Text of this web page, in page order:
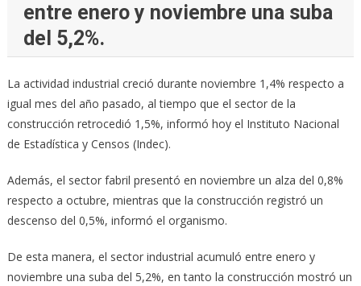
entre enero y noviembre una suba
del 5,2%.
La actividad industrial creció durante noviembre 1,4% respecto a
igual mes del año pasado, al tiempo que el sector de la
construcción retrocedió 1,5%, informó hoy el Instituto Nacional
de Estadística y Censos (Indec).
Además, el sector fabril presentó en noviembre un alza del 0,8%
respecto a octubre, mientras que la construcción registró un
descenso del 0,5%, informó el organismo.
De esta manera, el sector industrial acumuló entre enero y
noviembre una suba del 5,2%, en tanto la construcción mostró un